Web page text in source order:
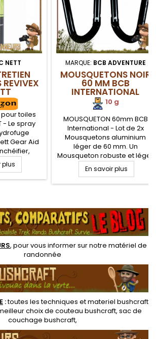
NETT
REVIVEX
toiles
- Le spray
Gear Aid
les toiles
sacs à
éclair. La
aux tissus
autres
plus
MARQUE: BCB ADVENTURE
MOUSQUETONS NOIR
60 MM BCB
INTERNATIONAL
10 g
MOUSQUETON 60mm BCB
International - Lot de 2x
Mousquetons aluminium
léger de 60 mm. Un
Mousqueton robuste et léger
pour tout crocheter sur votre
sac à dos, trousseau de clé...
ou assurer le haubanage de
matériel de randonnée,
bushcraft et militaire
En savoir plus
, pour vous informer sur notre matériel de
randonnée
:toutes les techniques etmateriel bushcraft
choix de couteau bushcraft, sac de
couchage bushcraft,